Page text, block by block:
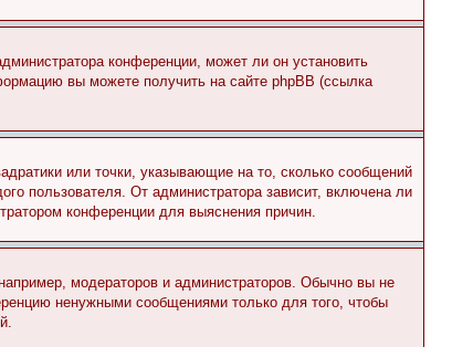
конференции, может ли он установить
вы можете получить на сайте phpBB (ссылка
или точки, указывающие на то, сколько сообщений
пользователя. От администратора зависит, включена ли
конференции для выяснения причин.
модераторов и администраторов. Обычно вы не
ненужными сообщениями только для того, чтобы